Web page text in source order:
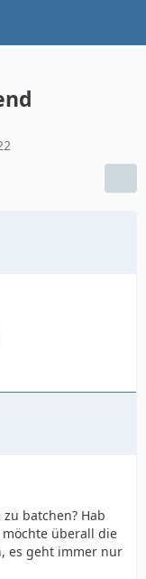
batchen? Hab
überall die
es geht immer nur